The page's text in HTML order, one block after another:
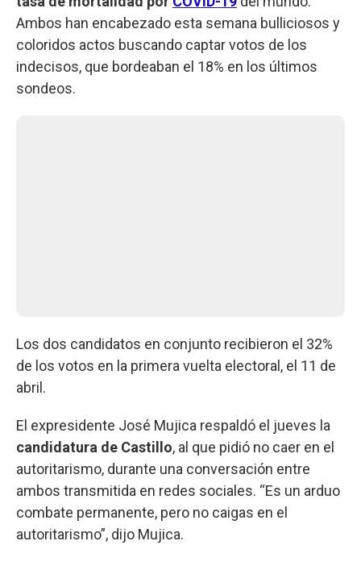
Ambos han encabezado esta semana bulliciosos y
coloridos actos buscando captar votos de los
indecisos, que bordeaban el 18% en los últimos
sondeos.
Los dos candidatos en conjunto recibieron el 32%
de los votos en la primera vuelta electoral, el 11 de
abril.
El expresidente José Mujica respaldó el jueves la
candidatura de Castillo, al que pidió no caer en el
autoritarismo, durante una conversación entre
ambos transmitida en redes sociales. “Es un arduo
combate permanente, pero no caigas en el
autoritarismo”, dijo Mujica.